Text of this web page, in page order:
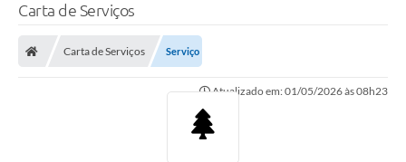
Carta de Serviços
Carta de Serviços Serviço
Atualizado em: 01/05/2026 às 08h23